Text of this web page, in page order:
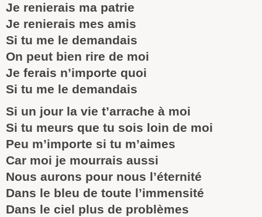
Je renierais ma patrie
Je renierais mes amis
Si tu me le demandais
On peut bien rire de moi
Je ferais n’importe quoi
Si tu me le demandais
Si un jour la vie t’arrache à moi
Si tu meurs que tu sois loin de moi
Peu m’importe si tu m’aimes
Car moi je mourrais aussi
Nous aurons pour nous l’éternité
Dans le bleu de toute l’immensité
Dans le ciel plus de problèmes